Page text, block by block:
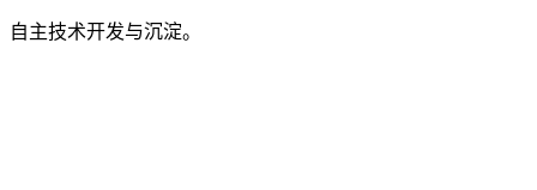
自主技术开发与沉淀。